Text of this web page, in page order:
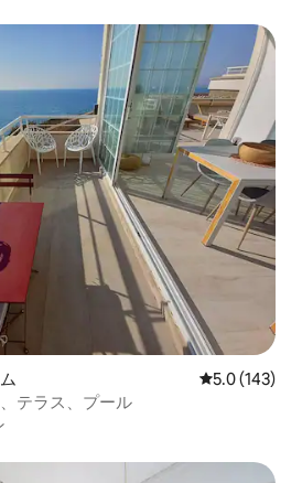
レビュー143
5.0 (143)
テラス、プール